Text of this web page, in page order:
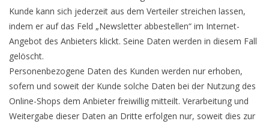
Kunde kann sich jederzeit aus dem Verteiler streichen lassen,
indem er auf das Feld „Newsletter abbestellen“ im Internet-
Angebot des Anbieters klickt. Seine Daten werden in diesem Fall
gelöscht.
Personenbezogene Daten des Kunden werden nur erhoben,
sofern und soweit der Kunde solche Daten bei der Nutzung des
Online-Shops dem Anbieter freiwillig mitteilt. Verarbeitung und
Weitergabe dieser Daten an Dritte erfolgen nur, soweit dies zur